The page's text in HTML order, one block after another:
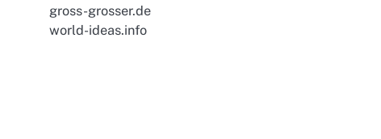
gross-grosser.de
world-ideas.info